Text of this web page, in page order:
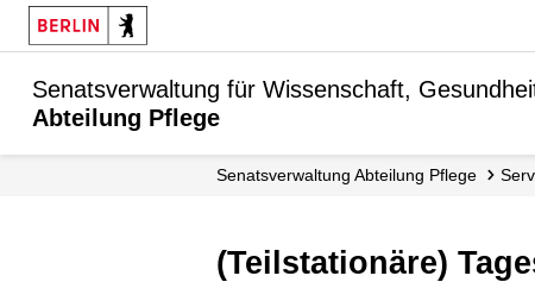
Senatsverwaltung für Wissenschaft,
Abteilung Pflege
Senats­verwaltung Abteilung Pflege
(Teilstationäre)